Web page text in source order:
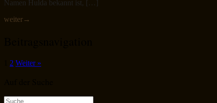
Namen Hulda bekannt ist, […]
weiter→
2 Weiter »
Suche